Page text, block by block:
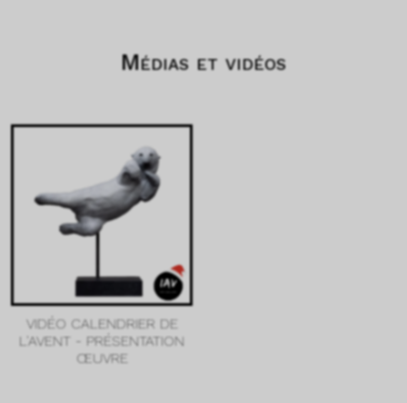
Médias et vidéos
VIDÉO CALENDRIER DE
L'AVENT - PRÉSENTATION
ŒUVRE